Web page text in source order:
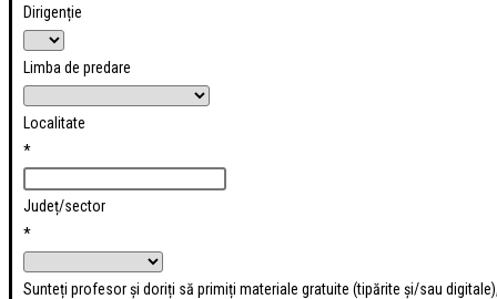
Dirigenție
Limba de predare
Localitate
*
Județ/sector
*
Sunteți profesor și doriți să primiți materiale gratuite (tipărite și/sau